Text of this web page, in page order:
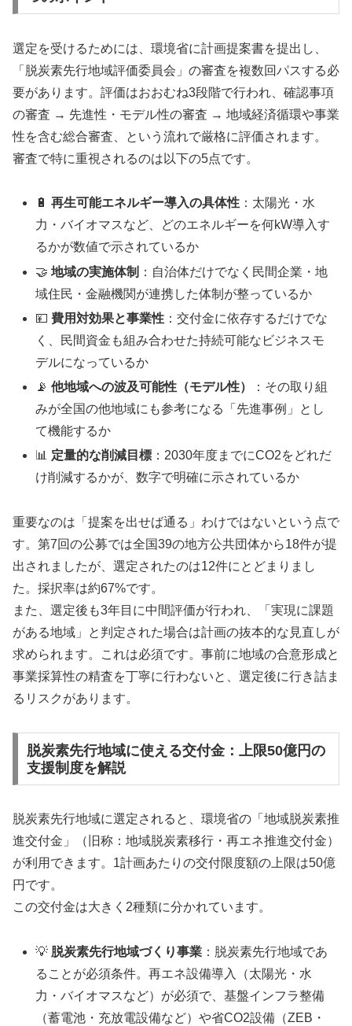
選定を受けるためには、環境省に計画提案書を提出し、
「脱炭素先行地域評価委員会」の審査を複数回パスする必
要があります。評価はおおむね3段階で行われ、確認事項
の審査 → 先進性・モデル性の審査 → 地域経済循環や事業
性を含む総合審査、という流れで厳格に評価されます。
審査で特に重視されるのは以下の5点です。
🔋再生可能エネルギー導入の具体性 ：太陽光・水
力・バイオマスなど、どのエネルギーを何kW導入す
るかが数値で示されているか
🤝地域の実施体制 ：自治体だけでなく民間企業・地
域住民・金融機関が連携した体制が整っているか
💴費用対効果と事業性 ：交付金に依存するだけでな
く、民間資金も組み合わせた持続可能なビジネスモ
デルになっているか
📡他地域への波及可能性（モデル性）
：その取り組
みが全国の他地域にも参考になる「先進事例」とし
て機能するか
📊 定量的な削減目標 ：2030年度までにCO2をどれだ
け削減するかが、数字で明確に示されているか
重要なのは「提案を出せば通る」わけではないという点で
す。第7回の公募では全国39の地方公共団体から18件が提
出されましたが、選定されたのは12件にとどまりまし
た。採択率は約67%です。
また、選定後も3年目に中間評価が行われ、「実現に課題
がある地域」と判定された場合は計画の抜本的な見直しが
求められます。これは必須です。事前に地域の合意形成と
事業採算性の精査を丁寧に行わないと、選定後に行き詰ま
るリスクがあります。
脱炭素先行地域に使える交付金：上限50億円の
支援制度を解説
脱炭素先行地域に選定されると、環境省の「地域脱炭素推
進交付金」（旧称：地域脱炭素移行・再エネ推進交付金）
が利用できます。1計画あたりの交付限度額の上限は50億
円です。
この交付金は大きく2種類に分かれています。
💡 脱炭素先行地域づくり事業 ：脱炭素先行地域であ
ることが必須条件。再エネ設備導入（太陽光・水
力・バイオマスなど）が必須で、基盤インフラ整備
（蓄電池・充放電設備など）や省CO2設備（ZEB・